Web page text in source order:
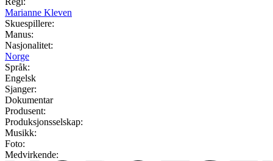
Marianne Kleven
Skuespillere:
Manus:
Nasjonalitet:
Norge
Språk:
Engelsk
Sjanger:
Dokumentar
Produsent:
Produksjonsselskap:
Musikk:
Foto:
Medvirkende: